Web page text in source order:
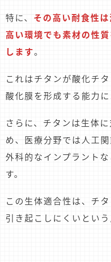
特に、 その高い耐食性
高い環境でも素材の性
します。
これはチタンが酸化チ
酸化膜を形成する能力に
さらに、チタンは生体
め、医療分野では人工
外科的なインプラント
す。
この生体適合性は、チ
引き起こしにくいという